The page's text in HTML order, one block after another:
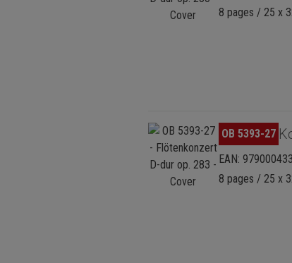
8 pages / 25 x
Skip image galleryOB 5393-27
EAN:
8 pages / 25 x